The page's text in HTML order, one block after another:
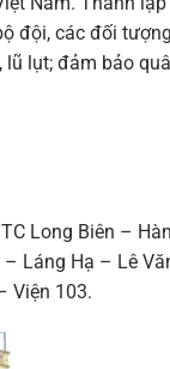
đội, các đối
lũ lụt; đảm bảo
Long Biên –
Láng Hạ – Lê
Viện 103.